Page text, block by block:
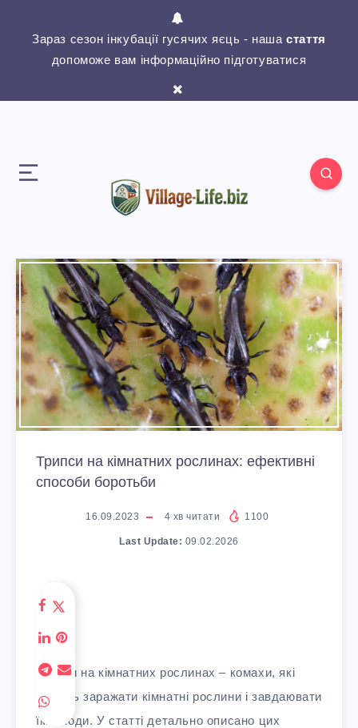
Зараз сезон інкубації гусячих яєць - нашастаття
допоможе вам інформаційно підготуватися
Трипси на кімнатних рослинах: ефективні
способи боротьби
16.09.2023 4 хв читати 1100
Last Update: 09.02.2026
Трипси на кімнатних рослинах – комахи, які
можуть заражати кімнатні рослини і завдаювати
їм шкоди. У статті детально описано цих